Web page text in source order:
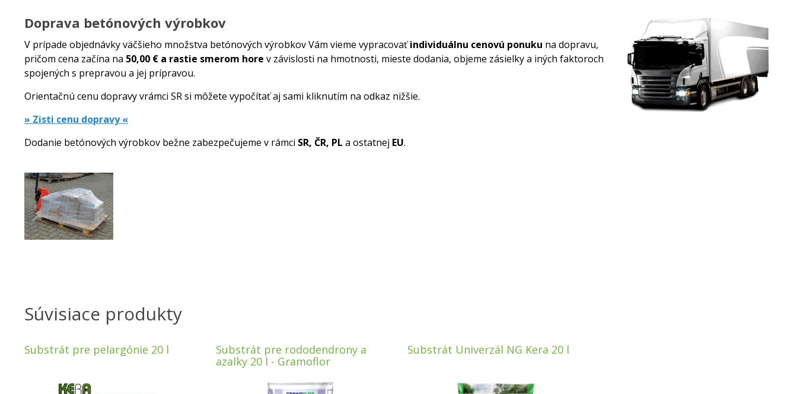
Doprava betónových výrobkov
V prípade objednávky väčšieho množstva betónových výrobkov Vám vieme vypracovaťindividuálnu cenovú ponuku na dopravu,
pričom cena začína na 50,00 € a rastie smerom hore v závislosti na hmotnosti, mieste dodania, objeme zásielky a iných faktoroch
spojených s prepravou a jej prípravou.
Orientačnú cenu dopravy vrámci SR si môžete vypočítať aj sami kliknutím na odkaz nižšie.
» Zisti cenu dopravy «
Dodanie betónových výrobkov bežne zabezpečujeme v rámci SR, ČR, PL a ostatnej EU.
Súvisiace produkty
Substrát pre pelargónie 20 l
Substrát pre rododendrony a
azalky 20 l - Gramoflor
Substrát Univerzál NG Kera 20 l